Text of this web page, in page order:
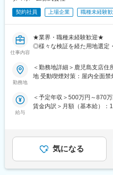
開放的なオフィス環境で他部
すい
定期的に社内CAD技能試験が
・「FOR Alliance System」
ダー、ダイレクトサポートの
クスタイルです。
・実務に必要なスキルを身に
方、エンジニアから管理職を
ィールドを用意しています。
変更の範囲：会社の定める業
契約社員 上場企業 職種未経験
仕事内容
★業界・職種未経験歓迎★
◎様々な検証を経た用地選定
建分譲住宅
・仕入用地に関する情報収集
・仕入候補用地の調査、分析
■業務の特徴：
適正価格の良質住宅を中心と
率を重視し、１０区画未満の
地方中枢都市を中心としたエ
勤務地
＜勤務地詳細＞鹿児島支店
地 受動喫煙対策：屋内全面
給与
＜予定年収＞500万円～870
賃金内訳＞月額（基本給）：
を含みます■昇給：年1回（6
績連動型賃金はあくまでも目
する可能性があります。月給
気になる